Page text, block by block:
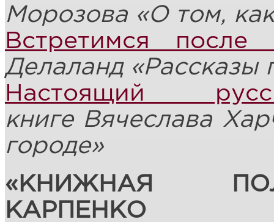
Морозова «О том,
Встретимся после
Делаланд «Рассказы
Настоящий
книге Вячеслава
городе»
«КНИЖНАЯ
КАРПЕНКО